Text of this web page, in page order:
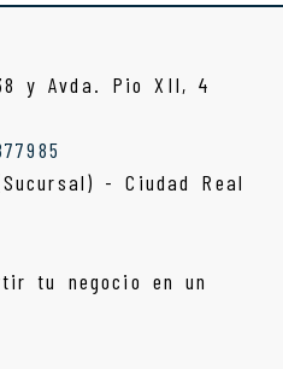
y Avda. Pio XII, 4
- Ciudad Real